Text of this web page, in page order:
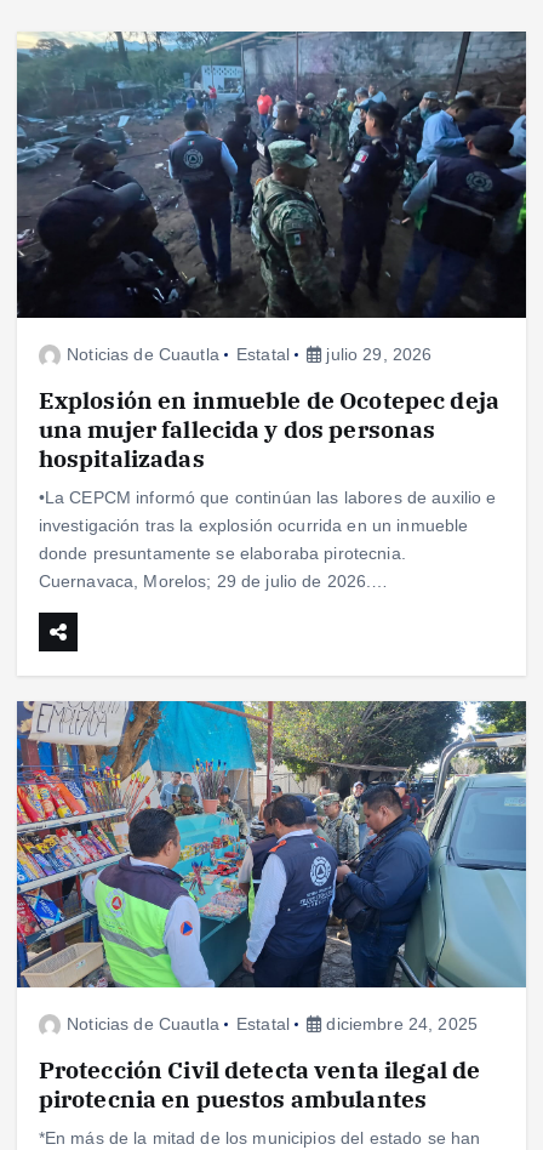
Noticias de Cuautla Estatal julio 29, 2026
Explosión en inmueble de Ocotepec deja
una mujer fallecida y dos personas
hospitalizadas
•La CEPCM informó que continúan las labores de auxilio e
investigación tras la explosión ocurrida en un inmueble
donde presuntamente se elaboraba pirotecnia.
Cuernavaca, Morelos; 29 de julio de 2026.…
Noticias de Cuautla Estatal diciembre 24, 2025
Protección Civil detecta venta ilegal de
pirotecnia en puestos ambulantes
*En más de la mitad de los municipios del estado se han